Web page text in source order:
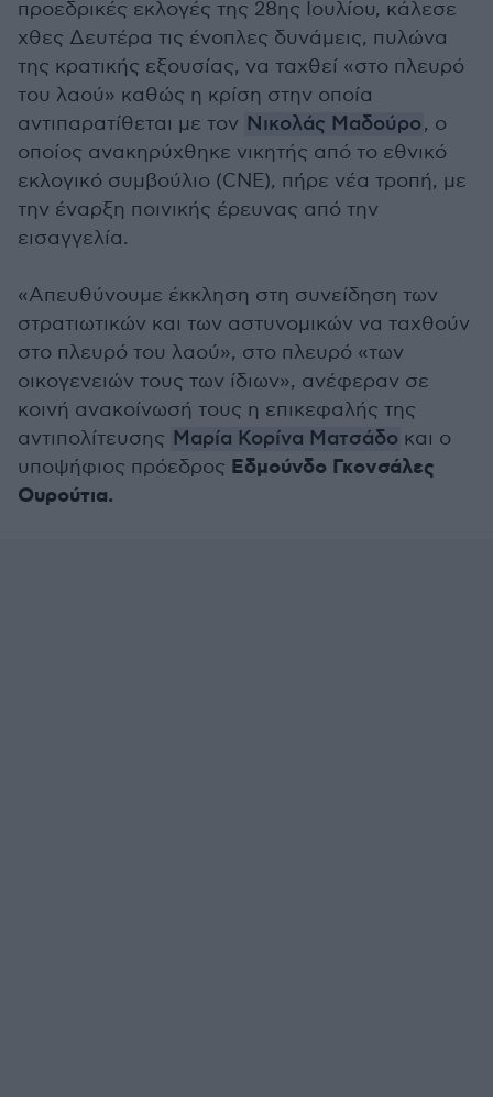
προεδρικές εκλογές της 28ης Ιουλίου, κάλεσε
χθες Δευτέρα τις ένοπλες δυνάμεις, πυλώνα
της κρατικής εξουσίας, να ταχθεί «στο πλευρό
του λαού» καθώς η κρίση στην οποία
αντιπαρατίθεται με τον Νικολάς Μαδούρο, ο
οποίος ανακηρύχθηκε νικητής από το εθνικό
εκλογικό συμβούλιο (CNE), πήρε νέα τροπή, με
την έναρξη ποινικής έρευνας από την
εισαγγελία.
«Απευθύνουμε έκκληση στη συνείδηση των
στρατιωτικών και των αστυνομικών να ταχθούν
στο πλευρό του λαού», στο πλευρό «των
οικογενειών τους των ίδιων», ανέφεραν σε
κοινή ανακοίνωσή τους η επικεφαλής της
αντιπολίτευσης Μαρία Κορίνα Ματσάδο και ο
υποψήφιος πρόεδρος Εδμούνδο Γκονσάλες
Ουρούτια.